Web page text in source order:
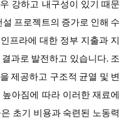
강하고 내구성이 있기 때문
프로젝트의 증가로 인해 수
프라에 대한 정부 지출과 지
과로 발전하고 있습니다. 조
제공하고 구조적 균열 및 변
아짐에 따라 이러한 재료에
초기 비용과 숙련된 노동력